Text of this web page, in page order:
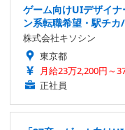
ゲーム向けUIデザイ
ン系転職希望・駅チ
株式会社キソシン
東京都
月給23万2,200円～
正社員